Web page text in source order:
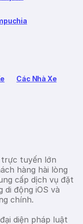
Các Nhà Xe
trực tuyến lớn
hàng hài lòng
cấp dịch vụ đặt
di động iOS và
chính.
diện pháp luật